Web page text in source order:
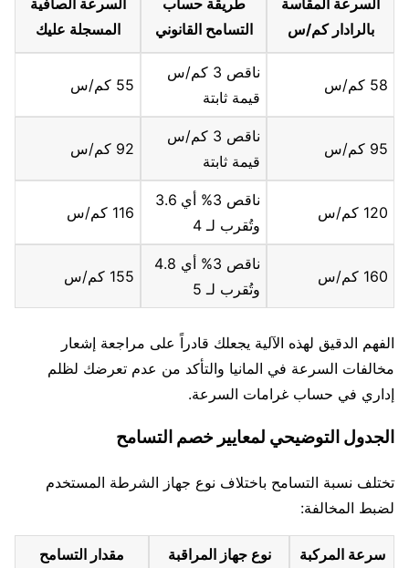
بالرادار كم/س
التسامح القانوني
المسجلة عليك
58 كم/س
ناقص 3 كم/س
قيمة ثابتة
55 كم/س
95 كم/س
ناقص 3 كم/س
قيمة ثابتة
92 كم/س
120 كم/س
ناقص 3% أي 3.6
وتُقرب لـ 4
116 كم/س
160 كم/س
ناقص 3% أي 4.8
وتُقرب لـ 5
155 كم/س
الفهم الدقيق لهذه الآلية يجعلك قادراً على مراجعة إشعار
مخالفات السرعة في المانيا والتأكد من عدم تعرضك لظلم
إداري في حساب غرامات السرعة.
الجدول التوضيحي لمعايير خصم التسامح
تختلف نسبة التسامح باختلاف نوع جهاز الشرطة المستخدم
لضبط المخالفة:
سرعة المركبة
نوع جهاز المراقبة
مقدار التسامح